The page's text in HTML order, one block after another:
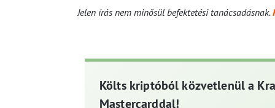
Jelen írás nem minősül befektetési tanácsadásnak.
Költs kriptóból közvetlenül a
Mastercarddal!